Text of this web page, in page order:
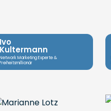
Ivo
Kultermann
Network Marketing Experte &
Freiheitsmillionär